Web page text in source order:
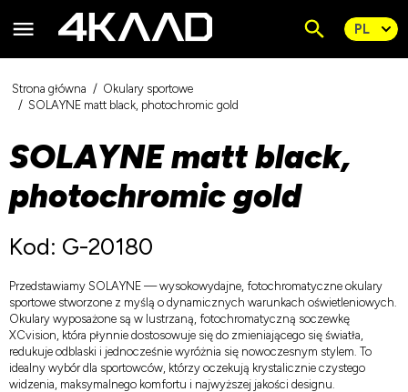
Strona główna
Okulary sportowe
SOLAYNE matt black, photochromic gold
SOLAYNE matt black,
photochromic gold
Kod: G-20180
Przedstawiamy SOLAYNE — wysokowydajne, fotochromatyczne okulary
sportowe stworzone z myślą o dynamicznych warunkach oświetleniowych.
Okulary wyposażone są w lustrzaną, fotochromatyczną soczewkę
XCvision, która płynnie dostosowuje się do zmieniającego się światła,
redukuje odblaski i jednocześnie wyróżnia się nowoczesnym stylem. To
idealny wybór dla sportowców, którzy oczekują krystalicznie czystego
widzenia, maksymalnego komfortu i najwyższej jakości designu.